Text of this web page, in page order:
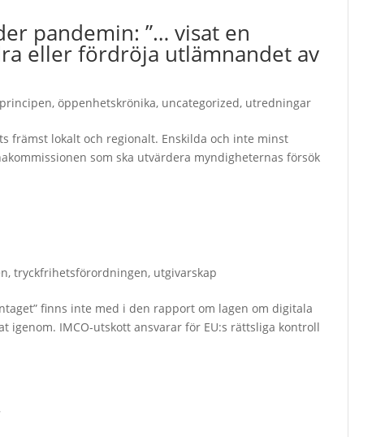
pandemin: ”… visat en
eller fördröja utlämnandet av
, öppenhetskrönika, uncategorized, utredningar
främst lokalt och regionalt. Enskilda och inte minst
som ska utvärdera myndigheternas försök
, tryckfrihetsförordningen, utgivarskap
finns inte med i den rapport om lagen om digitala
igenom. IMCO-utskott ansvarar för EU:s rättsliga kontroll